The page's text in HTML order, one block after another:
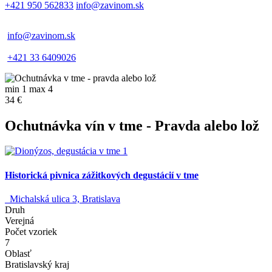
+421 950 562833 info@zavinom.sk
info@zavinom.sk
+421 33 6409026
min 1 max 4
34 €
Ochutnávka vín v tme - Pravda alebo lož
Historická pivnica zážitkových degustácií v tme
Michalská ulica 3, Bratislava
Druh
Verejná
Počet vzoriek
7
Oblasť
Bratislavský kraj